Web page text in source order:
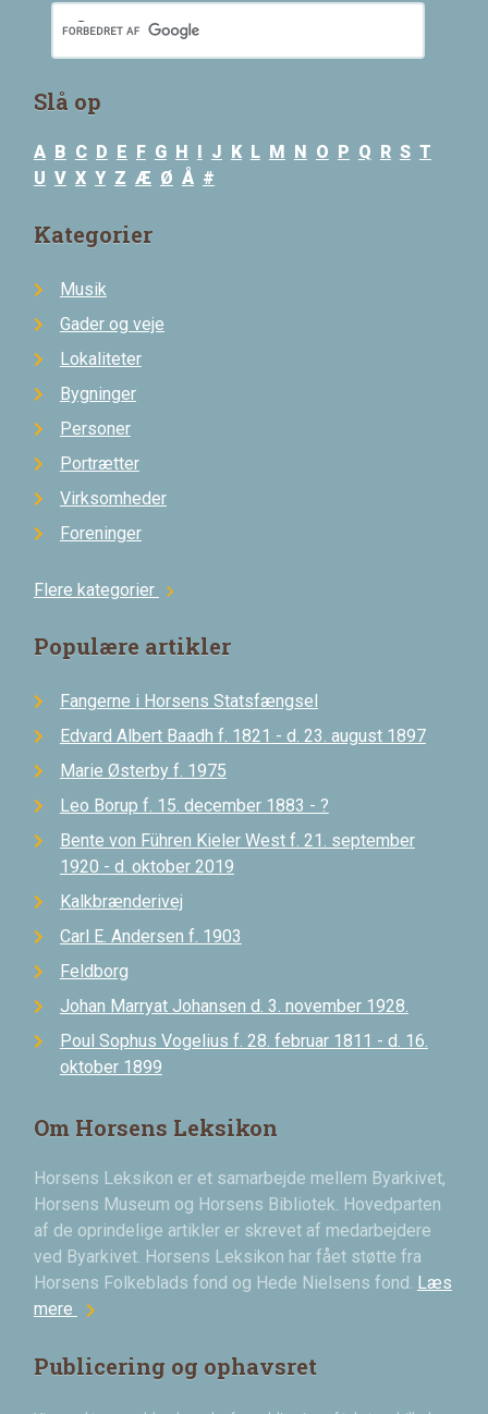
Slå op
A B C D E F G H J K L M N O P Q R S T
U V X Y Z Æ Ø Å #
Kategorier
Musik
Gader og veje
Lokaliteter
Bygninger
Personer
Portrætter
Virksomheder
Foreninger
Flere kategorier chevron_right
Populære artikler
Fangerne i Horsens Statsfængsel
Edvard Albert Baadh f. 1821 - d. 23. august 1897
Marie Østerby f. 1975
Leo Borup f. 15. december 1883 - ?
Bente von Führen Kieler West f. 21. september
1920 - d. oktober 2019
Kalkbrænderivej
Carl E. Andersen f. 1903
Feldborg
Johan Marryat Johansen d. 3. november 1928.
Poul Sophus Vogelius f. 28. februar 1811 - d. 16.
oktober 1899
Om Horsens Leksikon
Horsens Leksikon er et samarbejde mellem Byarkivet,
Horsens Museum og Horsens Bibliotek. Hovedparten
af de oprindelige artikler er skrevet af medarbejdere
ved Byarkivet. Horsens Leksikon har fået støtte fra
Horsens Folkeblads fond og Hede Nielsens fond. Læs
mere chevron_right
Publicering og ophavsret